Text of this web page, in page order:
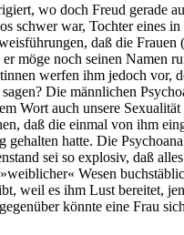
wo doch Freud gerade
schwer war, Tochter eines
daß die
möge noch seinen Namen
werfen ihm jedoch vor,
Die männlichen
Wort auch unsere
daß die einmal von ihm
hatte. Die
sei so explosiv, daß
Wesen
weil es ihm Lust bereitet,
könnte eine Frau